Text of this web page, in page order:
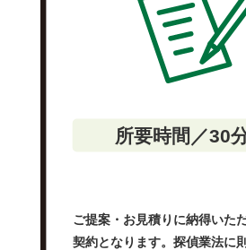
所要時間／30
ご提案・お見積りに納得いた
契約となります。探偵業法に